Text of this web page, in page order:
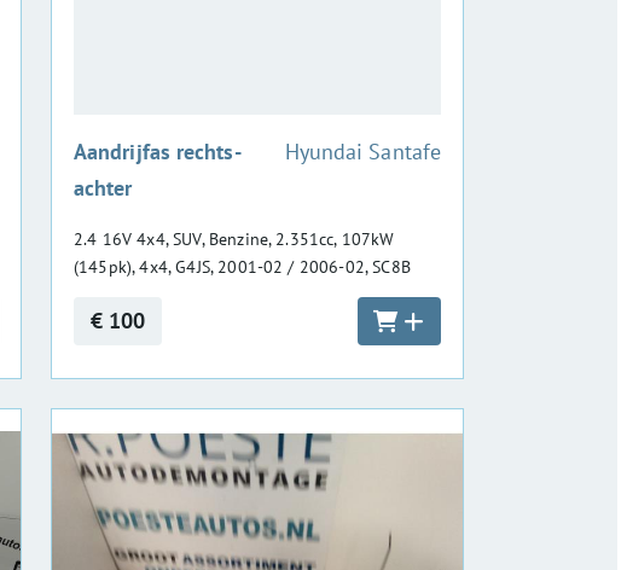
Aandrijfas rechts-
achter
:Hyundai Santafe
2.4 16V 4x4, SUV, Benzine, 2.351cc, 107kW
(145pk), 4x4, G4JS, 2001-02 / 2006-02, SC8B
€ 100